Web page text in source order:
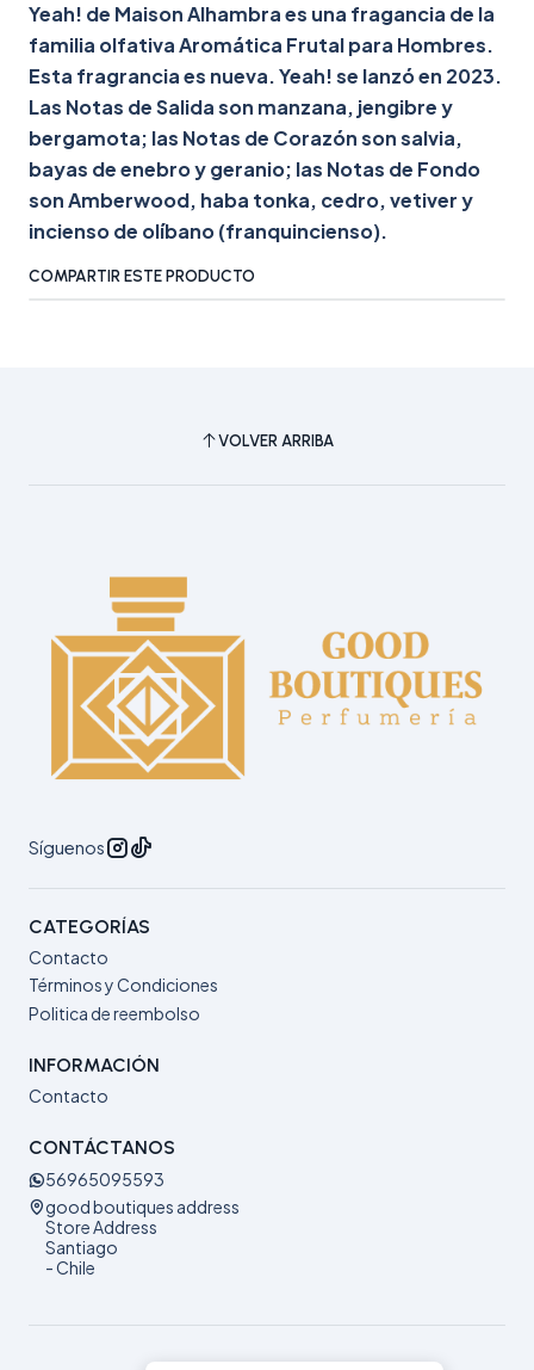
Yeah! de Maison Alhambra es una fragancia de la
familia olfativa Aromática Frutal para Hombres.
Esta fragrancia es nueva. Yeah! se lanzó en 2023.
Las Notas de Salida son manzana, jengibre y
bergamota; las Notas de Corazón son salvia,
bayas de enebro y geranio; las Notas de Fondo
son Amberwood, haba tonka, cedro, vetiver y
incienso de olíbano (franquincienso).
COMPARTIR ESTE PRODUCTO
VOLVER ARRIBA
Síguenos
CATEGORÍAS
Contacto
Términos y Condiciones
Politica de reembolso
INFORMACIÓN
Contacto
CONTÁCTANOS
56965095593
good boutiques address
Store Address
Santiago
- Chile